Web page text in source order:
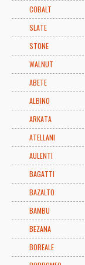
COBALT
SLATE
STONE
WALNUT
ABETE
ALBINO
ARKATA
ATELLANI
AULENTI
BAGATTI
BAZALTO
BAMBU
BEZANA
BOREALE